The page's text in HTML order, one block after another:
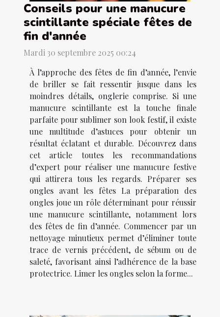
Conseils pour une manucure
scintillante spéciale fêtes de
fin d'année
Mardi 30 septembre 2025 00:24
À l’approche des fêtes de fin d’année, l’envie
de briller se fait ressentir jusque dans les
moindres détails, onglerie comprise. Si une
manucure scintillante est la touche finale
parfaite pour sublimer son look festif, il existe
une multitude d’astuces pour obtenir un
résultat éclatant et durable. Découvrez dans
cet article toutes les recommandations
d’expert pour réaliser une manucure festive
qui attirera tous les regards. Préparer ses
ongles avant les fêtes La préparation des
ongles joue un rôle déterminant pour réussir
une manucure scintillante, notamment lors
des fêtes de fin d’année. Commencer par un
nettoyage minutieux permet d’éliminer toute
trace de vernis précédent, de sébum ou de
saleté, favorisant ainsi l’adhérence de la base
protectrice. Limer les ongles selon la forme...